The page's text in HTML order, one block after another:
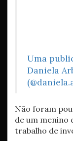
Uma
Daniela
Não foram
de um menino
trabalho de